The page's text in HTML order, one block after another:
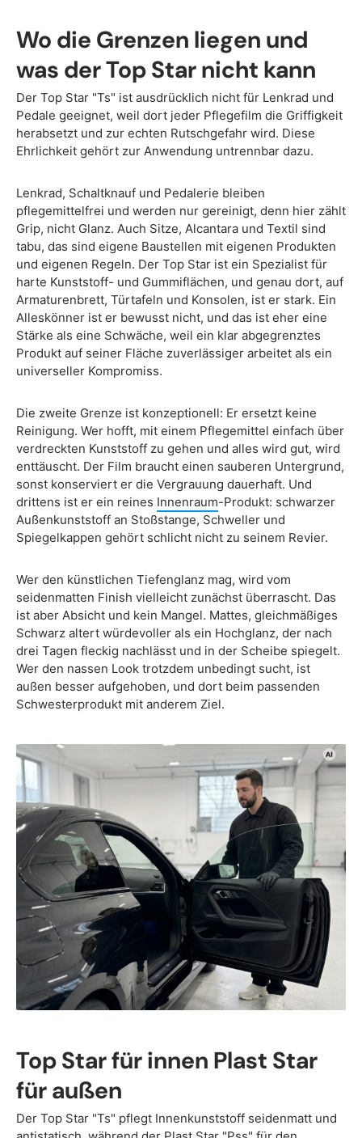
Wo die Grenzen liegen und
was der Top Star nicht kann
Der Top Star "Ts" ist ausdrücklich nicht für Lenkrad und
Pedale geeignet, weil dort jeder Pflegefilm die Griffigkeit
herabsetzt und zur echten Rutschgefahr wird. Diese
Ehrlichkeit gehört zur Anwendung untrennbar dazu.
Lenkrad, Schaltknauf und Pedalerie bleiben
pflegemittelfrei und werden nur gereinigt, denn hier zählt
Grip, nicht Glanz. Auch Sitze, Alcantara und Textil sind
tabu, das sind eigene Baustellen mit eigenen Produkten
und eigenen Regeln. Der Top Star ist ein Spezialist für
harte Kunststoff- und Gummiflächen, und genau dort, auf
Armaturenbrett, Türtafeln und Konsolen, ist er stark. Ein
Alleskönner ist er bewusst nicht, und das ist eher eine
Stärke als eine Schwäche, weil ein klar abgegrenztes
Produkt auf seiner Fläche zuverlässiger arbeitet als ein
universeller Kompromiss.
Die zweite Grenze ist konzeptionell: Er ersetzt keine
Reinigung. Wer hofft, mit einem Pflegemittel einfach über
verdreckten Kunststoff zu gehen und alles wird gut, wird
enttäuscht. Der Film braucht einen sauberen Untergrund,
sonst konserviert er die Vergrauung dauerhaft. Und
drittens ist er ein reines Innenraum-Produkt: schwarzer
Außenkunststoff an Stoßstange, Schweller und
Spiegelkappen gehört schlicht nicht zu seinem Revier.
Wer den künstlichen Tiefenglanz mag, wird vom
seidenmatten Finish vielleicht zunächst überrascht. Das
ist aber Absicht und kein Mangel. Mattes, gleichmäßiges
Schwarz altert würdevoller als ein Hochglanz, der nach
drei Tagen fleckig nachlässt und in der Scheibe spiegelt.
Wer den nassen Look trotzdem unbedingt sucht, ist
außen besser aufgehoben, und dort beim passenden
Schwesterprodukt mit anderem Ziel.
Top Star für innen Plast Star
für außen
Der Top Star "Ts" pflegt Innenkunststoff seidenmatt und